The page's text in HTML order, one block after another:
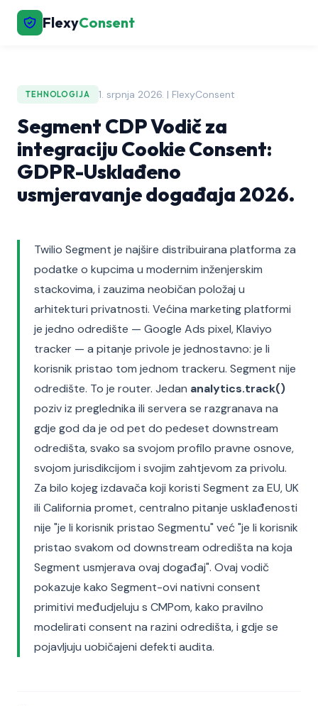
FlexyConsent
TEHNOLOGIJA 1. srpnja 2026. | FlexyConsent
Segment CDP Vodič za
integraciju Cookie Consent:
GDPR-Usklađeno
usmjeravanje događaja 2026.
Twilio Segment je najšire distribuirana platforma za
podatke o kupcima u modernim inženjerskim
stackovima, i zauzima neobičan položaj u
arhitekturi privatnosti. Većina marketing platformi
je jedno odredište — Google Ads pixel, Klaviyo
tracker — a pitanje privole je jednostavno: je li
korisnik pristao tom jednom trackeru. Segment nije
odredište. To je router. Jedan analytics.track()
poziv iz preglednika ili servera se razgranava na
gdje god da je od pet do pedeset downstream
odredišta, svako sa svojom profilo pravne osnove,
svojom jurisdikcijom i svojim zahtjevom za privolu.
Za bilo kojeg izdavača koji koristi Segment za EU, UK
ili California promet, centralno pitanje usklađenosti
nije "je li korisnik pristao Segmentu" već "je li korisnik
pristao svakom od downstream odredišta na koja
Segment usmjerava ovaj događaj". Ovaj vodič
pokazuje kako Segment-ovi nativni consent
primitivi međudjeluju s CMPom, kako pravilno
modelirati consent na razini odredišta, i gdje se
pojavljuju uobičajeni defekti audita.